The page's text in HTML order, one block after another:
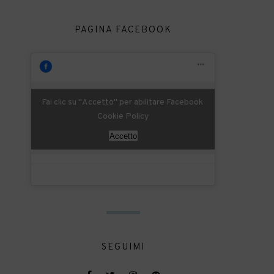
PAGINA FACEBOOK
Fai clic su "Accetto" per abilitare Facebook
Cookie Policy
Accetto
SEGUIMI